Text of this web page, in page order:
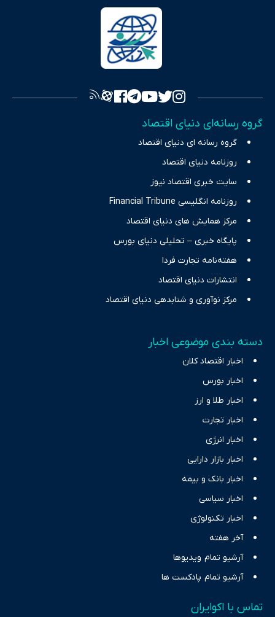
پایش می‌کند. این رسانه به عنوان منبعی دقیق و قابل اعتماد، فراتر از
اطلاع‌رسانی صرف، به تبیین سیاست‌ها و کارکردهای بازارهای مالی،
سرمایه‌گذاری، تجارت و حوزه‌های نوظهور می‌پردازد. اکوایران با پایبندی
به اصول «انصاف، امانت و صداقت»، بستری برای انعکاس آراء متنوع
تصویری شفاف از واقعیت‌های اقتصادی ارائه دهد. ما در اکوایران با
چالش‌های فقر و بیکاری را جست‌وجو کرده و در کنار تحلیل آمارها،
نیازهای خبری مخاطبان در حوزه‌های اثرگذار بر اقتصاد را با رویکردی
حرفه‌ای و روزآمد پوشش می‌دهیم.
گروه رسانه‌ای دنیای اقتصاد
گروه رسانه ای دنیای اقتصاد
روزنامه دنیای اقتصاد
سایت خبری اقتصاد نیوز
روزنامه انگلیسی Financial Tribune
مرکز همایش های دنیای اقتصاد
پایگاه خبری – تحلیلی دنیای بورس
هفته‌نامه تجارت فردا
انتشارات دنیای اقتصاد
مرکز نوآوری و شتابدهی دنیای اقتصاد
دسته بندی موضوعی اخبار
اخبار اقتصاد کلان
اخبار بورس
اخبار طلا و ارز
اخبار تجارت
اخبار انرژی
اخبار بازار دارایی
اخبار بانک و بیمه
اخبار سیاسی
اخبار تکنولوژی
آخر هفته
آرشیو تمام ویدیوها
آرشیو تمام پادکست ها
تماس با اکوایران